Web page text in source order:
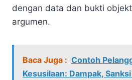
dengan data dan bukti
argumen.
Baca Juga : Contoh
Kesusilaan: Dampak, Sanksi